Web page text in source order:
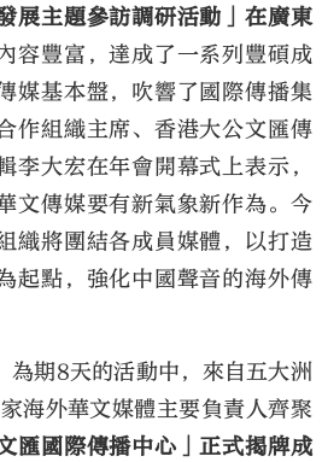
展主題參訪調研活動」在廣東
容豐富，達成了一系列豐碩成
媒基本盤，吹響了國際傳播集
作組織主席、香港大公文匯傳
李大宏在年會開幕式上表示，
文傳媒要有新氣象新作為。今
織將團結各成員媒體，以打造
起點，強化中國聲音的海外傳
為期8天的活動中，來自五大洲
海外華文媒體主要負責人齊聚
匯國際傳播中心」正式揭牌成